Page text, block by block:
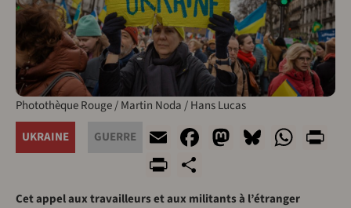
Photothèque Rouge / Martin Noda / Hans Lucas
UKRAINE
GUERRE EmailFacebook
Mastodon
Bluesky
PrintFriendly
Cet appel aux travailleurs et aux militants à l’étranger